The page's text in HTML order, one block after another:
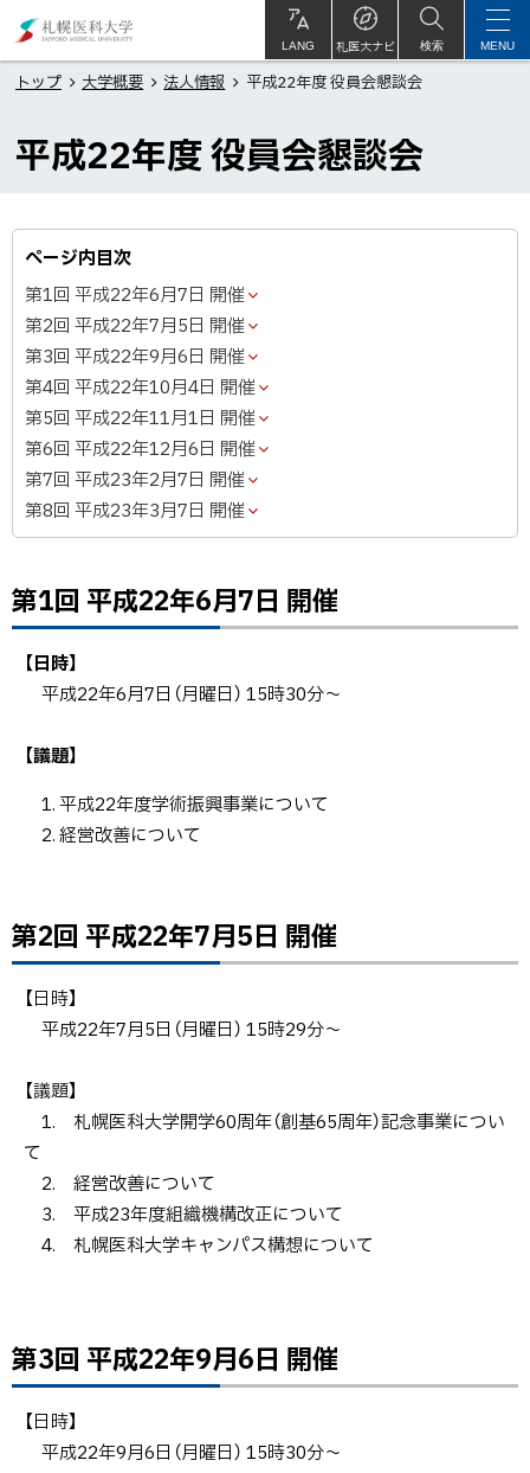
文
へ
ニ
医
大
LANG 札医大ナビ
サ
イ
内
検索 MENU
トップ 大学概要 法人情報 平成22年度 役員会懇談会
平成22年度 役員会懇談会
ページ内目次
第1回 平成22年6月7日 開催
第2回 平成22年7月5日 開催
第3回 平成22年9月6日 開催
第4回 平成22年10月4日 開催
第5回 平成22年11月1日 開催
第6回 平成22年12月6日 開催
第7回 平成23年2月7日 開催
第8回 平成23年3月7日 開催
第1回 平成22年6月7日 開催
【日時】
平成22年6月7日（月曜日） 15時30分～
【議題】
平成22年度学術振興事業について
経営改善について
ト
ッ
プ
る
第2回 平成22年7月5日 開催
【日時】
平成22年7月5日（月曜日） 15時29分～
【議題】
1. 札幌医科大学開学60周年（創基65周年）記念事業につい
て
2. 経営改善について
3. 平成23年度組織機構改正について
4. 札幌医科大学キャンパス構想について
ト
ッ
プ
第3回 平成22年9月6日 開催
【日時】
平成22年9月6日（月曜日） 15時30分～